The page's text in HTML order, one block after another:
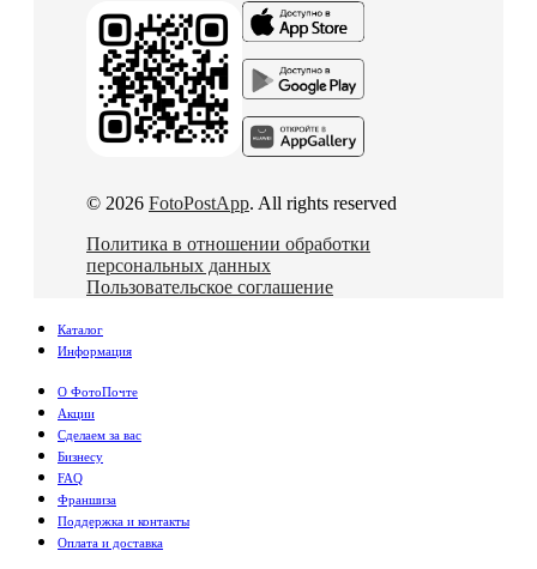
© 2026 FotoPostApp. All rights reserved
Политика в отношении обработки
персональных данных
Пользовательское соглашение
Каталог
Информация
О ФотоПочте
Акции
Сделаем за вас
Бизнесу
FAQ
Франшиза
Поддержка и контакты
Оплата и доставка